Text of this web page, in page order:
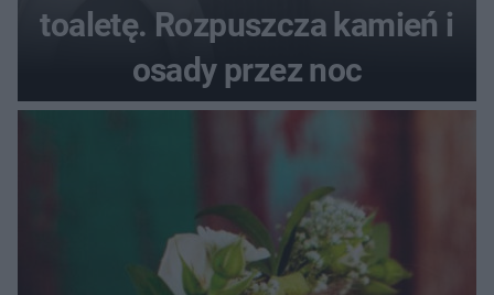
toaletę. Rozpuszcza kamień i
osady przez noc